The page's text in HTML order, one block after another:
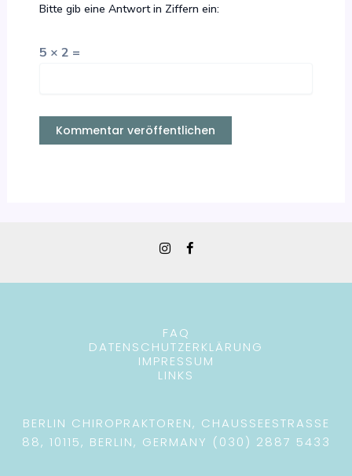
Bitte gib eine Antwort in Ziffern ein:
5 × 2 =
FAQ
DATENSCHUTZERKLÄRUNG
IMPRESSUM
LINKS
BERLIN CHIROPRAKTOREN, CHAUSSEESTRASSE 8
8, 10115, BERLIN, GERMANY (030) 2887 5433